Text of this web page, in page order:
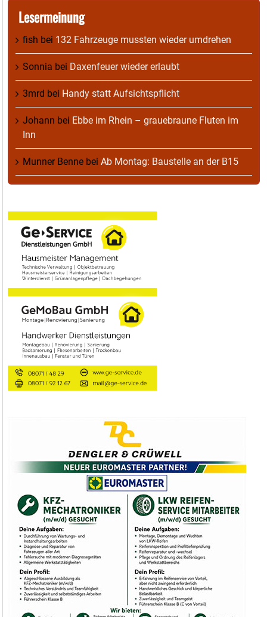
Lesermeinung
fish bei 132 Fahrzeuge mussten wieder umdrehen
Sonnia bei Daxenfeuer wieder erlaubt
3mrd bei Handy statt Aufsichtspflicht
Johann bei Ebbe im Rhein – grauebraune Fluten im
Inn
Munner Benne bei Ab Montag: Baustelle an der B15